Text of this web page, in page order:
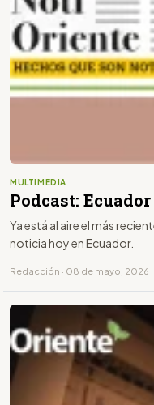
MULTIMEDIA
Podcast:
Ya está al aire el más
noticia hoy en Ecuador.
Redacción · 08 de mayo, 2026